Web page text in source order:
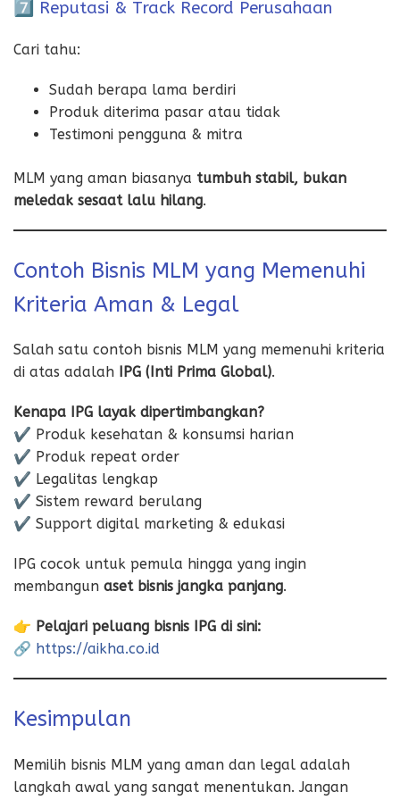
7️⃣ Reputasi & Track Record Perusahaan
Cari tahu:
Sudah berapa lama berdiri
Produk diterima pasar atau tidak
Testimoni pengguna & mitra
MLM yang aman biasanya tumbuh stabil, bukan
meledak sesaat lalu hilang.
Contoh Bisnis MLM yang Memenuhi
Kriteria Aman & Legal
Salah satu contoh bisnis MLM yang memenuhi kriteria
di atas adalah
IPG (Inti Prima Global).
Kenapa IPG layak dipertimbangkan?
✔️ Produk kesehatan & konsumsi harian
✔️ Produk repeat order
✔️ Legalitas lengkap
✔️ Sistem reward berulang
✔️ Support digital marketing & edukasi
IPG cocok untuk pemula hingga yang ingin
membangun aset bisnis jangka panjang.
👉 Pelajari peluang bisnis IPG di sini:
🔗 https://aikha.co.id
Kesimpulan
Memilih bisnis MLM yang aman dan legal adalah
langkah awal yang sangat menentukan. Jangan